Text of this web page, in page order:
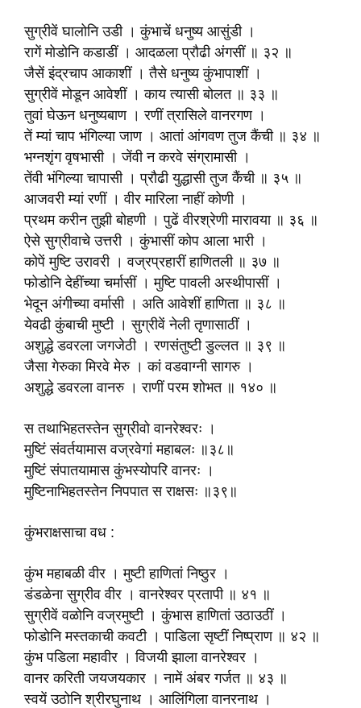
सुग्रीवें घालोनि उडी । कुंभाचें धनुष्य आसुंडी ।
रागें मोडोनि कडाडीं । आदळला प्रौढी अंगसीं ॥ ३२ ॥
जैसें इंद्रचाप आकाशीं । तैसे धनुष्य कुंभापाशीं ।
सुग्रीवें मोडून आवेशीं । काय त्यासी बोलत ॥ ३३ ॥
तुवां घेऊन धनुष्यबाण । रणीं त्रासिले वानरगण ।
तें म्यां चाप भंगिल्या जाण । आतां आंगवण तुज कैंची ॥ ३४ ॥
भग्नशृंग वृषभासी । जेंवी न करवे संग्रामासी ।
तेंवी भंगिल्या चापासी । प्रौढी युद्धासी तुज कैंची ॥ ३५ ॥
आजवरी म्यां रणीं । वीर मारिला नाहीं कोणी ।
प्रथम करीन तुझी बोहणी । पुढें वीरश्रेणी मारावया ॥ ३६ ॥
ऐसे सुग्रीवाचे उत्तरी । कुंभासीं कोप आला भारी ।
कोपें मुष्टि उरावरी । वज्रप्रहारीं हाणितली ॥ ३७ ॥
फोडोनि देहींच्या चर्मासीं । मुष्टि पावली अस्थीपासीं ।
भेदून अंगीच्या वर्मासी । अति आवेशीं हाणिता ॥ ३८ ॥
येवढी कुंबाची मुष्टी । सुग्रीवें नेली तृणासाठीं ।
अशुद्धे डवरला जगजेठी । रणसंतुष्टी डुल्लत ॥ ३९ ॥
जैसा गेरुका मिरवे मेरु । कां वडवाग्नी सागरु ।
अशुद्धे डवरला वानरु । राणीं परम शोभत ॥ १४० ॥
स तथाभिहतस्तेन सुग्रीवो वानरेश्वरः ।
मुष्टिं संवर्तयामास वज्रवेगां महाबलः ॥३८॥
मुष्टिं संपातयामास कुंभस्योपरि वानरः ।
मुष्टिनाभिहतस्तेन निपपात स राक्षसः ॥३९॥
कुंभराक्षसाचा वध :
कुंभ महाबळी वीर । मुष्टी हाणितां निष्ठुर ।
डंडळेना सुग्रीव वीर । वानरेश्वर प्रतापी ॥ ४१ ॥
सुग्रीवें वळोनि वज्रमुष्टी । कुंभास हाणितां उठाउठीं ।
फोडोनि मस्तकाची कवटी । पाडिला सृष्टीं निष्प्राण ॥ ४२ ॥
कुंभ पडिला महावीर । विजयी झाला वानरेश्वर ।
वानर करिती जयजयकार । नामें अंबर गर्जत ॥ ४३ ॥
स्वयें उठोनि श्रीरघुनाथ । आलिंगिला वानरनाथ ।